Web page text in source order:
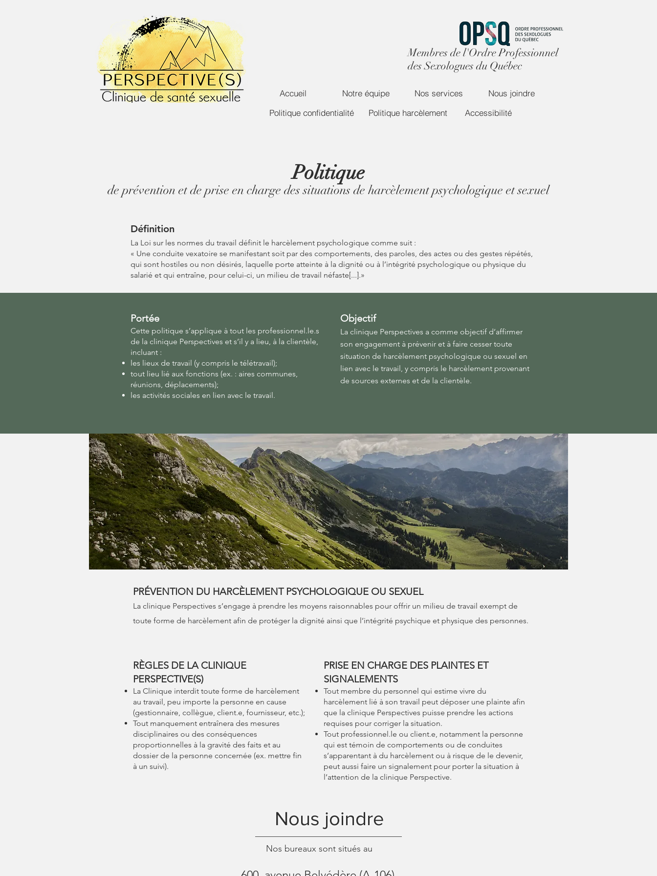
Membres de l'Ordre Professionnel
des Sexologues du Québec
Notre équipe Nos services
Nous joindre
Accessibilité
Politique confidentialité Politique harcèlement
Accueil
Politique
de prévention et de prise en charge des situations de harcèlement psychologique et sexuel
Définition
La Loi sur les normes du travail définit le harcèlement psychologique comme suit :
« Une conduite vexatoire se manifestant soit par des comportements, des paroles, des actes ou des gestes répétés,
qui sont hostiles ou non désirés, laquelle porte atteinte à la dignité ou à l’intégrité psychologique ou physique du
salarié et qui entraîne, pour celui-ci, un milieu de travail néfaste[...].»
Portée
Cette politique s’applique à tout les professionnel.le.s
de la clinique Perspectives et s’il y a lieu, à la clientèle,
incluant :
les lieux de travail (y compris le télétravail);
tout lieu lié aux fonctions (ex. : aires communes,
réunions, déplacements);
les activités sociales en lien avec le travail.
Objectif
La clinique Perspectives a comme objectif d’affirmer
son engagement à prévenir et à faire cesser toute
situation de harcèlement psychologique ou sexuel en
lien avec le travail, y compris le harcèlement provenant
de sources externes et de la clientèle.
PRÉVENTION DU HARCÈLEMENT PSYCHOLOGIQUE OU SEXUEL
​La clinique Perspectives s’engage à prendre les moyens raisonnables pour offrir un milieu de travail exempt de
toute forme de harcèlement afin de protéger la dignité ainsi que l’intégrité psychique et physique des personnes.
​RÈGLES DE LA CLINIQUE
PERSPECTIVE(S)
La Clinique interdit toute forme de harcèlement
au travail, peu importe la personne en cause
(gestionnaire, collègue, client.e, fournisseur, etc.);
Tout manquement entraînera des mesures
disciplinaires ou des conséquences
proportionnelles à la gravité des faits et au
dossier de la personne concernée (ex. mettre fin
à un suivi).
​PRISE EN CHARGE DES PLAINTES ET
SIGNALEMENTS
Tout membre du personnel qui estime vivre du
harcèlement lié à son travail peut déposer une plainte afin
que la clinique Perspectives puisse prendre les actions
requises pour corriger la situation.
Tout professionnel.le ou client.e, notamment la personne
qui est témoin de comportements ou de conduites
s’apparentant à du harcèlement ou à risque de le devenir,
peut aussi faire un signalement pour porter la situation à
l’attention de la clinique Perspective.
Nous joindre
Nos bureaux sont situés au